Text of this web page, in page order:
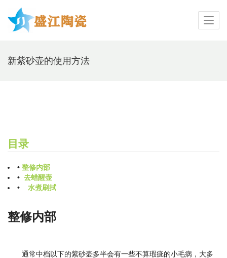
新紫砂壶的使用方法
目录
• 整修内部
• 去蜡醒壶
•
水煮刷拭
整修内部
通常中档以下的紫砂壶多半会有一些不算瑕疵的小毛病，大多